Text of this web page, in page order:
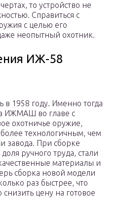
то устройство не
Справиться с
с целью его
неопытный охотник.
ИЖ-58
в 1958 году. Именно тогда
ИЖМАШ во главе с
охотничье оружие,
технологичным, чем
завода. При сборке
ручного труда, стали
материалы и
сборка новой модели
раз быстрее, что
цену на готовое